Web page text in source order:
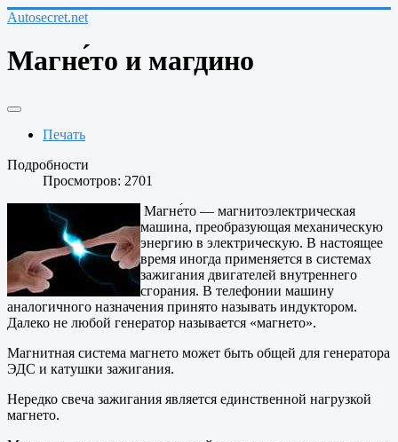
Autosecret.net
Магне́то и магдино
Печать
Подробности
Просмотров: 2701
Магне́то — магнитоэлектрическая
машина, преобразующая механическую
энергию в электрическую. В настоящее
время иногда применяется в системах
зажигания двигателей внутреннего
сгорания. В телефонии машину
аналогичного назначения принято называть индуктором.
Далеко не любой генератор называется «магнето».
Магнитная система магнето может быть общей для генератора
ЭДС и катушки зажигания.
Нередко свеча зажигания является единственной нагрузкой
магнето.